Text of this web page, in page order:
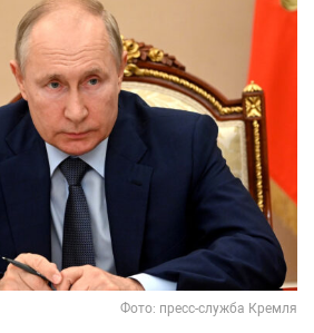
Фото: пресс-служба Кремля